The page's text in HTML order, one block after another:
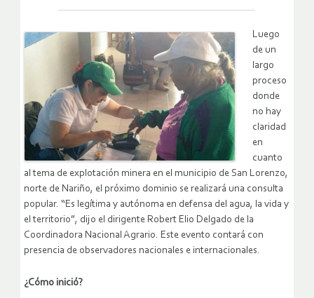
Luego
de un
largo
proceso
donde
no hay
claridad
en
cuanto
al tema de explotación minera en el municipio de San Lorenzo,
norte de Nariño, el próximo dominio se realizará una consulta
popular. “Es legítima y autónoma en defensa del agua, la vida y
el territorio”, dijo el dirigente Robert Elio Delgado de la
Coordinadora Nacional Agrario. Este evento contará con
presencia de observadores nacionales e internacionales.
¿Cómo inició?